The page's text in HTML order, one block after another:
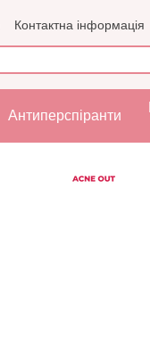
Контактна інформація
Антиперспіранти